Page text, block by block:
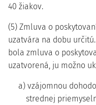
40 žiakov.
(5) Zmluva o
uzatvára na dobu
bola zmluva o
uzatvorená, ju možno
a) vzájomnou
strednej